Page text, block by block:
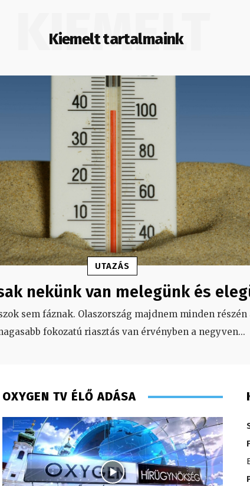
Kiemelt tartalmaink
KIEMELT
UTAZÁS
nekünk van melegünk és
sem fáznak. Olaszország majdnem minden részén
fokozatú riasztás van érvényben a negyven...
OXYGEN TV ÉLŐ ADÁSA